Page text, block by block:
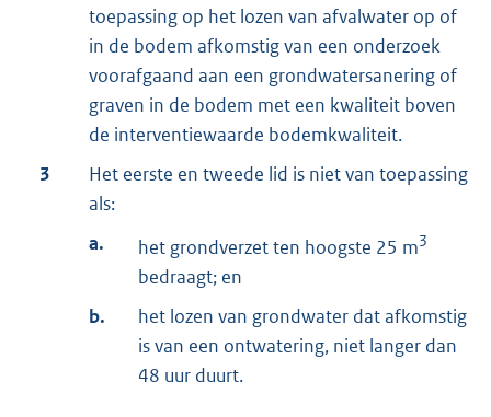
toepassing op het lozen van afvalwater op of
in de bodem afkomstig van een onderzoek
voorafgaand aan een grondwatersanering of
graven in de bodem met een kwaliteit boven
de interventiewaarde bodemkwaliteit.
3
Het eerste en tweede lid is niet van toepassing
als:
a.
het grondverzet ten hoogste 25 m3
bedraagt; en
b.
het lozen van grondwater dat afkomstig
is van een ontwatering, niet langer dan
48 uur duurt.